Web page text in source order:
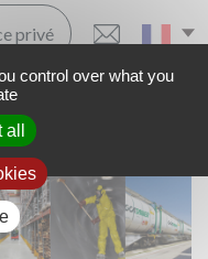
privé
control over what you